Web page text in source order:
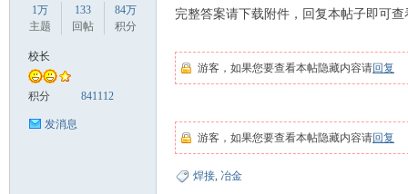
1万
主题
133
回帖
84万
积分
校长
积分 841112
发消息
完整答案请下载附件，回复本帖子即可查
游客，如果您要查看本帖隐藏内容请回复
游客，如果您要查看本帖隐藏内容请回复
焊接, 冶金